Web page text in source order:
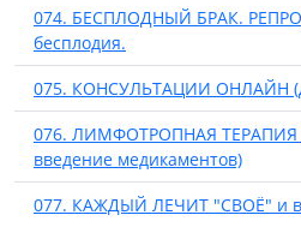
074. БЕСПЛОДНЫЙ БРАК.
бесплодия.
075. КОНСУЛЬТАЦИИ ОНЛАЙН
076. ЛИМФОТРОПНАЯ ТЕРАПИЯ
введение медикаментов)
077. КАЖДЫЙ ЛЕЧИТ "СВОЁ" и